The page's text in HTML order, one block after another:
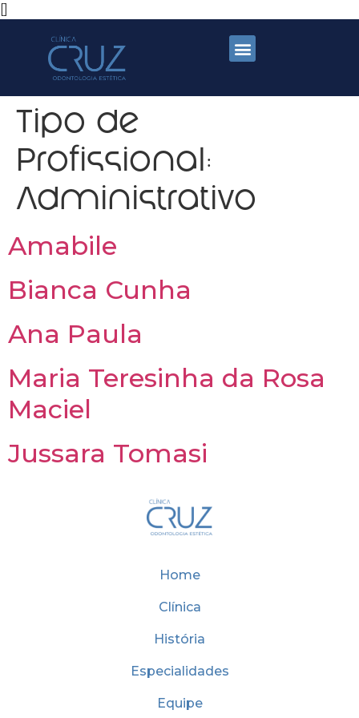
[]
Tipo de
Profissional:
Administrativo
Amabile
Bianca Cunha
Ana Paula
Maria Teresinha da Rosa
Maciel
Jussara Tomasi
Home
Clínica
História
Especialidades
Equipe